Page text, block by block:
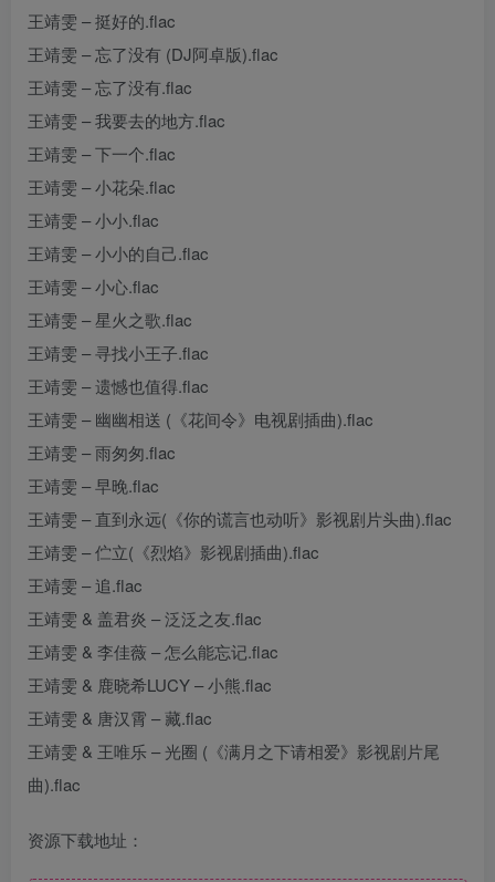
王靖雯 – 挺好的.flac
王靖雯 – 忘了没有 (DJ阿卓版).flac
王靖雯 – 忘了没有.flac
王靖雯 – 我要去的地方.flac
王靖雯 – 下一个.flac
王靖雯 – 小花朵.flac
王靖雯 – 小小.flac
王靖雯 – 小小的自己.flac
王靖雯 – 小心.flac
王靖雯 – 星火之歌.flac
王靖雯 – 寻找小王子.flac
王靖雯 – 遗憾也值得.flac
王靖雯 – 幽幽相送 (《花间令》电视剧插曲).flac
王靖雯 – 雨匆匆.flac
王靖雯 – 早晚.flac
王靖雯 – 直到永远(《你的谎言也动听》影视剧片头曲).flac
王靖雯 – 伫立(《烈焰》影视剧插曲).flac
王靖雯 – 追.flac
王靖雯 & 盖君炎 – 泛泛之友.flac
王靖雯 & 李佳薇 – 怎么能忘记.flac
王靖雯 & 鹿晓希LUCY – 小熊.flac
王靖雯 & 唐汉霄 – 藏.flac
王靖雯 & 王唯乐 – 光圈 (《满月之下请相爱》影视剧片尾
曲).flac
资源下载地址：